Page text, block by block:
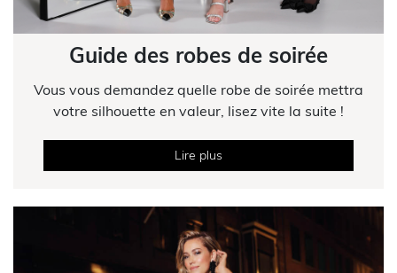
Guide des robes de soirée
Vous vous demandez quelle robe de soirée mettra
votre silhouette en valeur, lisez vite la suite !
Lire plus